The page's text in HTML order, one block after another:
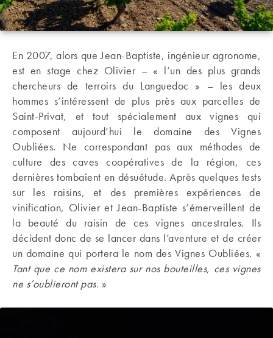
En 2007, alors que Jean-Baptiste, ingénieur agronome,
est en stage chez Olivier – « l’un des plus grands
chercheurs de terroirs du Languedoc » – les deux
hommes s’intéressent de plus près aux parcelles de
Saint-Privat, et tout spécialement aux vignes qui
composent aujourd’hui le domaine des Vignes
Oubliées. Ne correspondant pas aux méthodes de
culture des caves coopératives de la région, ces
dernières tombaient en désuétude. Après quelques tests
sur les raisins, et des premières expériences de
vinification, Olivier et Jean-Baptiste s’émerveillent de
la beauté du raisin de ces vignes ancestrales. Ils
décident donc de se lancer dans l’aventure et de créer
un domaine qui portera le nom des Vignes Oubliées. «
Tant que ce nom existera sur nos bouteilles, ces vignes
ne s’oublieront pas. »